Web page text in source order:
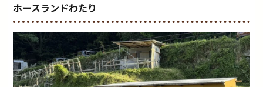
ホースランドわたり